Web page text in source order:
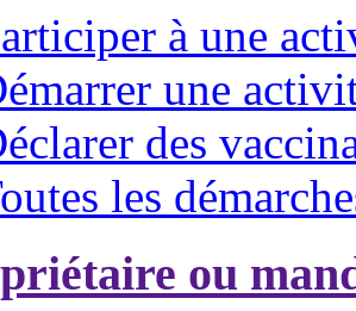
à une
une
des
les
ou